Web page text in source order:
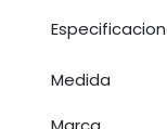
Medida